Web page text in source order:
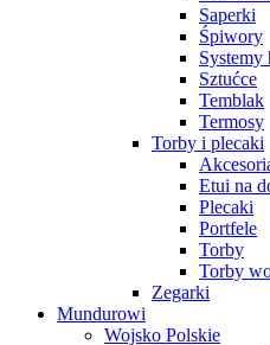
Saperki
Śpiwory
Systemy
Sztućce
Temblak
Termosy
Torby i plecaki
Etui na
Plecaki
Portfele
Torby
Torby
Zegarki
Mundurowi
Wojsko Polskie